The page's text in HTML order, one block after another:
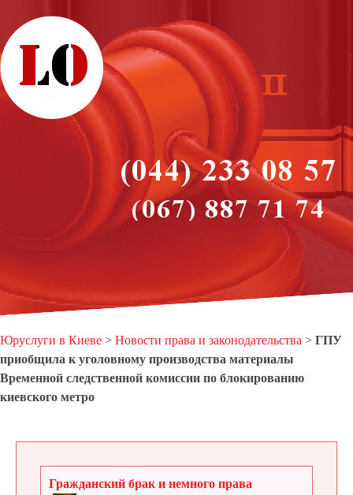
Юруслуги в Киеве > Новости права и законодательства > ГПУ
приобщила к уголовному производства материалы
Временной следственной комиссии по блокированию
киевского метро
Гражданский брак и немного права